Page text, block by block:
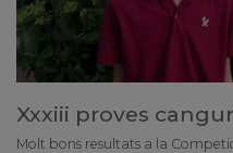
Xxxiii proves
Molt bons resultats a la